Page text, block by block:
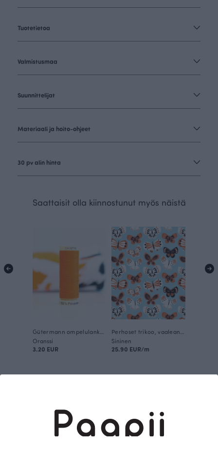
Tuotetietoa
Valmistusmaa
Suunnittelijat
Materiaali ja hoito-ohjeet
30 pv alin hinta
Saattaisit olla kiinnostunut myös näistä
Oranssi
3.20 EUR
Sininen
25.90 EUR/m